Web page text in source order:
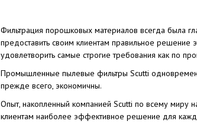
Фильтрация порошковых материалов всегда была
предоставить своим клиентам правильное решение
удовлетворить самые строгие требования как по
Промышленные пылевые фильтры Scutti
прежде всего, экономичны.
Опыт, накопленный компанией Scutti по всему миру
клиентам наиболее эффективное решение для